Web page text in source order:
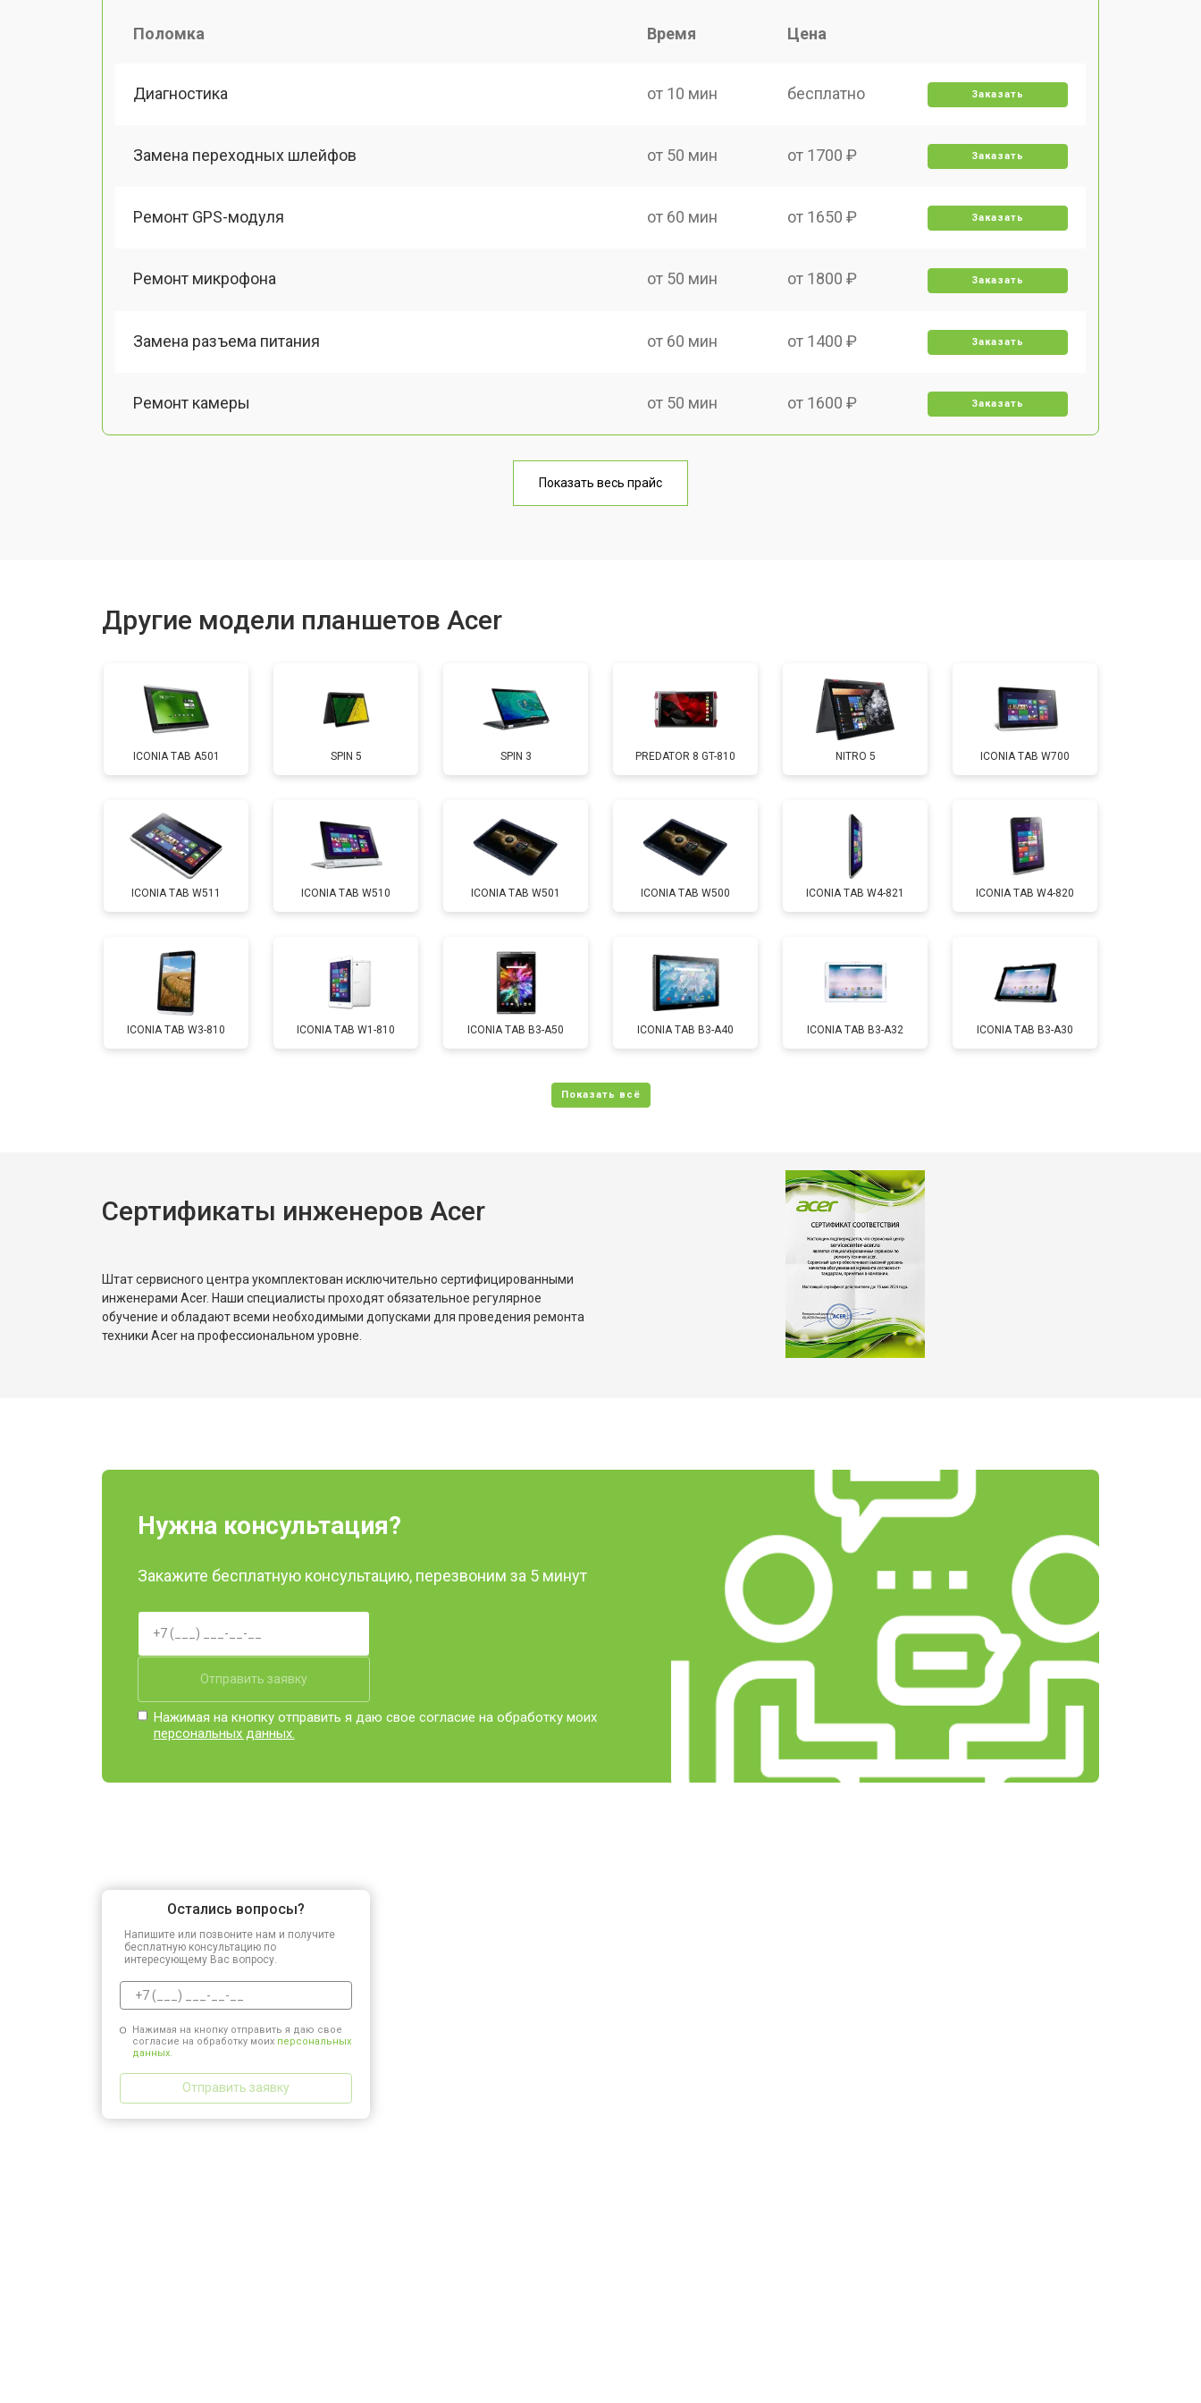
Поломка Время Цена
Диагностика от 10 мин бесплатно Заказать
Замена переходных шлейфов от 50 мин от 1700 ₽ Заказать
Ремонт GPS-модуля от 60 мин от 1650 ₽ Заказать
Ремонт микрофона от 50 мин от 1800 ₽ Заказать
Замена разъема питания от 60 мин от 1400 ₽ Заказать
Ремонт камеры от 50 мин от 1600 ₽ Заказать
от 70 мин
Замена дисплея (экрана) от 90 мин от 3200 ₽ Заказать
Замена аккумулятора от 50 мин от 1500 ₽ Заказать
Замена Wi-Fi от 60 мин от 1700 ₽ Заказать
Замена материнской платы от 60 мин от 3200 ₽ Заказать
Замена кнопок от 70 мин от 1750 ₽
Показать весь прайс
Другие модели планшетов Acer
ICONIA TAB A501 SPIN 5 SPIN 3 PREDATOR 8 GT-810 NITRO 5 ICONIA TAB W700
ICONIA TAB W511 ICONIA TAB W510 ICONIA TAB W501 ICONIA TAB W500 ICONIA TAB W4-821 ICONIA TAB W4-820
ICONIA TAB W3-810 ICONIA TAB W1-810 ICONIA TAB B3-A50 ICONIA TAB B3-A40 ICONIA TAB B3-A32 ICONIA TAB B3-A30
Сертификаты инженеров Acer
Штат сервисного центра укомплектован исключительно сертифицированными
инженерами Acer. Наши специалисты проходят обязательное регулярное
обучение и обладают всеми необходимыми допусками для проведения ремонта
техники Acer на профессиональном уровне.
Нужна консультация?
Закажите бесплатную консультацию, перезвоним за 5 минут
Отправить заявку
Нажимая на кнопку отправить я даю свое согласие на обработку моих
персональных данных.
Остались вопросы?
Напишите или позвоните нам и получите
бесплатную консультацию по
интересующему Вас вопросу.
Нажимая на кнопку отправить я даю свое
согласие на обработку моих персональных
данных.
Отправить заявку